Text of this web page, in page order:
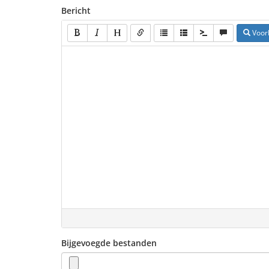
Bericht
Bijgevoegde bestanden